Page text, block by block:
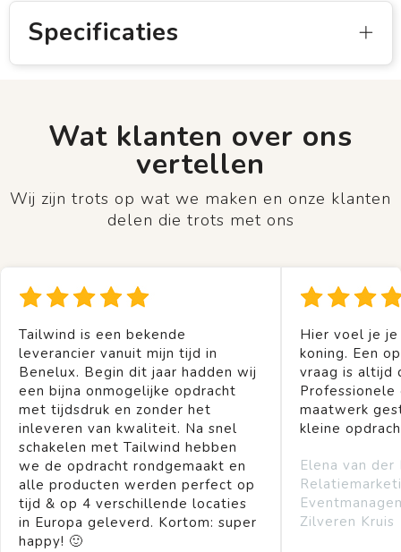
Specificaties
Wat klanten over ons
vertellen
Wij zijn trots op wat we maken en onze klanten
delen die trots met ons
Tailwind is een bekende
leverancier vanuit mijn tijd in
Benelux. Begin dit jaar hadden wij
een bijna onmogelijke opdracht
met tijdsdruk en zonder het
inleveren van kwaliteit. Na snel
schakelen met Tailwind hebben
we de opdracht rondgemaakt en
alle producten werden perfect op
tijd & op 4 verschillende locaties
in Europa geleverd. Kortom: super
happy! 🙂
Hier voel je
koning. Een
vraag is altijd
Professionele
maatwerk
kleine
Elena van der
Zilveren Kruis